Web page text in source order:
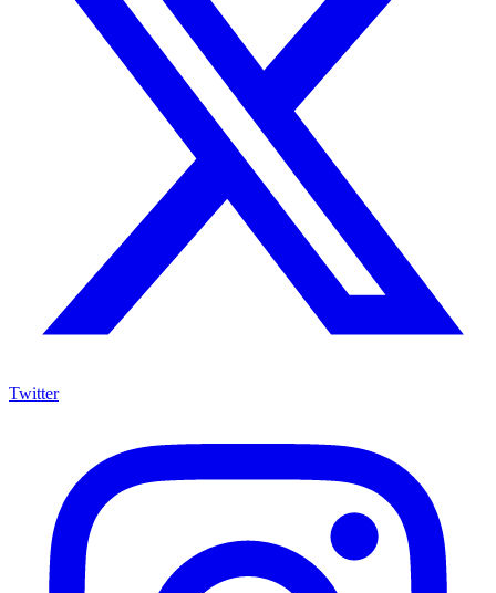
Twitter